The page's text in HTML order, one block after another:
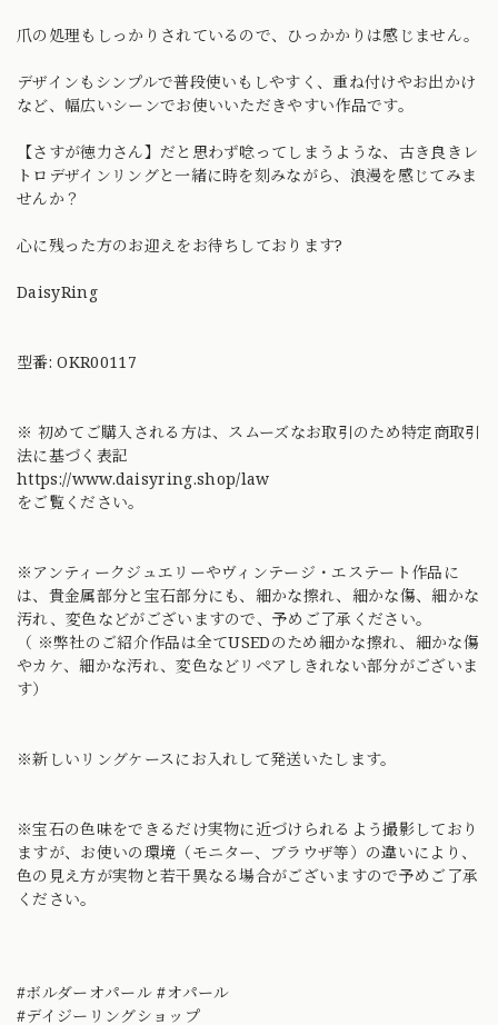
爪の処理もしっかりされているので、ひっかかりは感じません。
デザインもシンプルで普段使いもしやすく、重ね付けやお出かけ
など、幅広いシーンでお使いいただきやすい作品です。
【さすが徳力さん】だと思わず唸ってしまうような、古き良きレ
トロデザインリングと一緒に時を刻みながら、浪漫を感じてみま
せんか？
心に残った方のお迎えをお待ちしております?
DaisyRing
型番: OKR00117
※ 初めてご購入される方は、スムーズなお取引のため特定商取引
法に基づく表記
https://www.daisyring.shop/law
をご覧ください。
※アンティークジュエリーやヴィンテージ・エステート作品に
は、貴金属部分と宝石部分にも、細かな擦れ、細かな傷、細かな
汚れ、変色などがございますので、予めご了承ください。
（ ※弊社のご紹介作品は全てUSEDのため細かな擦れ、細かな傷
やカケ、細かな汚れ、変色などリペアしきれない部分がございま
す）
※新しいリングケースにお入れして発送いたします。
※宝石の色味をできるだけ実物に近づけられるよう撮影しており
ますが、お使いの環境（モニター、ブラウザ等）の違いにより、
色の見え方が実物と若干異なる場合がございますので予めご了承
ください。
#ボルダーオパール #オパール
#デイジーリングショップ